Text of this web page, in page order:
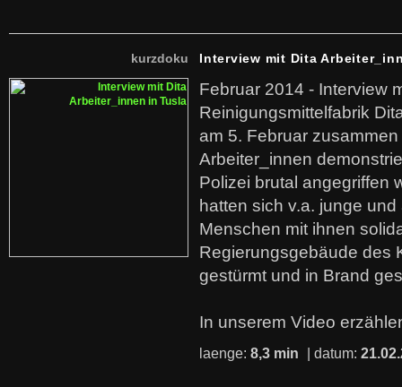
kurzdoku Interview mit Dita
Februar 2014 - Interview
Reinigungsmittelfabrik
am 5. Februar
Arbeiter_innen
Polizei brutal angegriffen
hatten sich v.a. junge
Menschen mit ihnen
Regierungsgebäude des
gestürmt und in Brand
In unserem Video
laenge: 8,3 min | datum: